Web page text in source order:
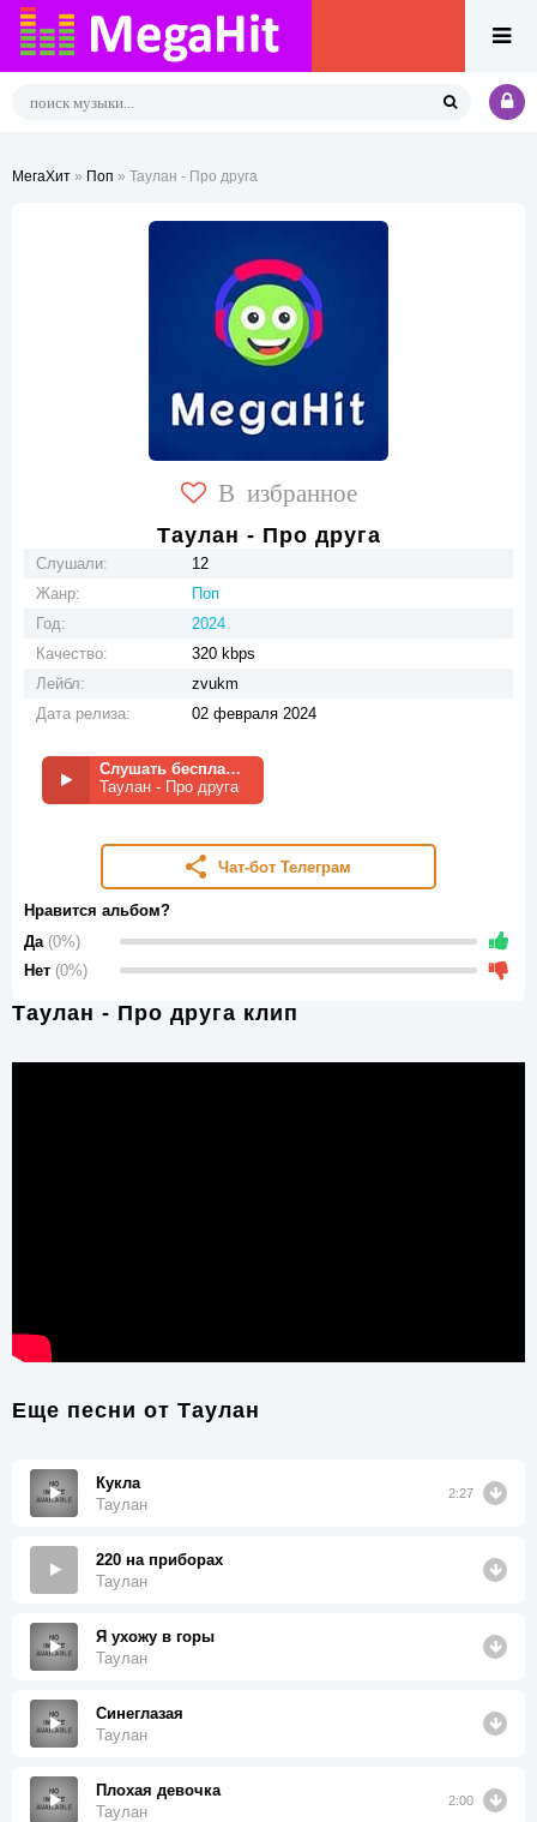
МегаХит » Поп » Таулан - Про друга
В избранное
Таулан - Про друга
Слушали:
12
Жанр:
Поп
Год:
2024
Качество:
320 kbps
Лейбл:
zvukm
Дата релиза:
02 февраля 2024
Слушать бесплатно
Таулан - Про друга
Чат-бот Телеграм
Нравится альбом?
Да (0%)
Нет (0%)
Таулан - Про друга клип
Еще песни от Таулан
Кукла
Таулан
2:27
220 на приборах
Таулан
Я ухожу в горы
Таулан
Синеглазая
Таулан
Плохая девочка
Таулан
2:00